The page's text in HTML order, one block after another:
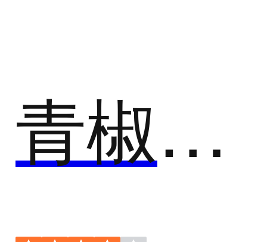
青椒云-云电脑平台